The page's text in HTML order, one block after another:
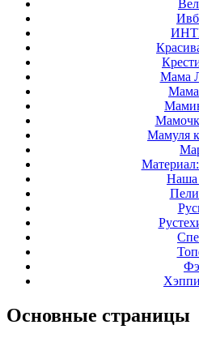
Мама
Мамуля
Наша
Основные страницы